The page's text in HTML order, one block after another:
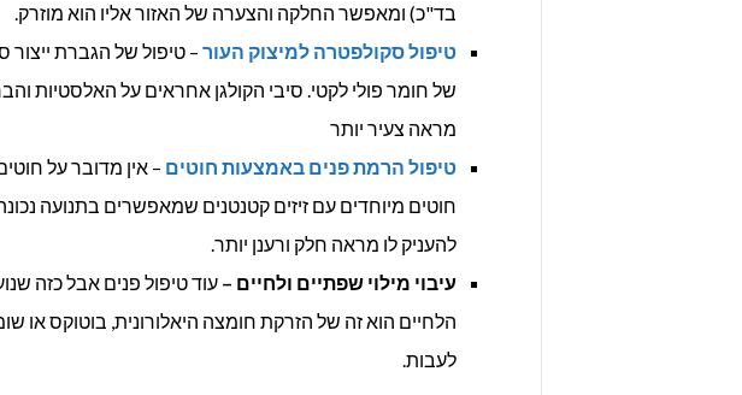
בד"כ) ומאפשר החלקה והצערה של האזור אליו הוא מוזרק.
טיפול סקולפטרה למיצוק העור – טיפול של הגברת ייצור
של חומר פולי לקטי. סיבי הקולגן אחראים על האלסטיות
מראה צעיר יותר
טיפול הרמת פנים באמצעות חוטים – אין מדובר על
חוטים מיוחדים עם זיזים קטנטנים שמאפשרים בתנועה
להעניק לו מראה חלק ורענן יותר.
עיבוי מילוי שפתיים ולחיים –עוד טיפול פנים אבל כזה
הלחיים הוא זה של הזרקת חומצה היאלורונית, בוטוקס או
לעבות.